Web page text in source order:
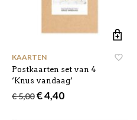
KAARTEN
Postkaarten set van 4
‘Knus vandaag’
€5,00 Oorspronkelijke
€4,40Huidige